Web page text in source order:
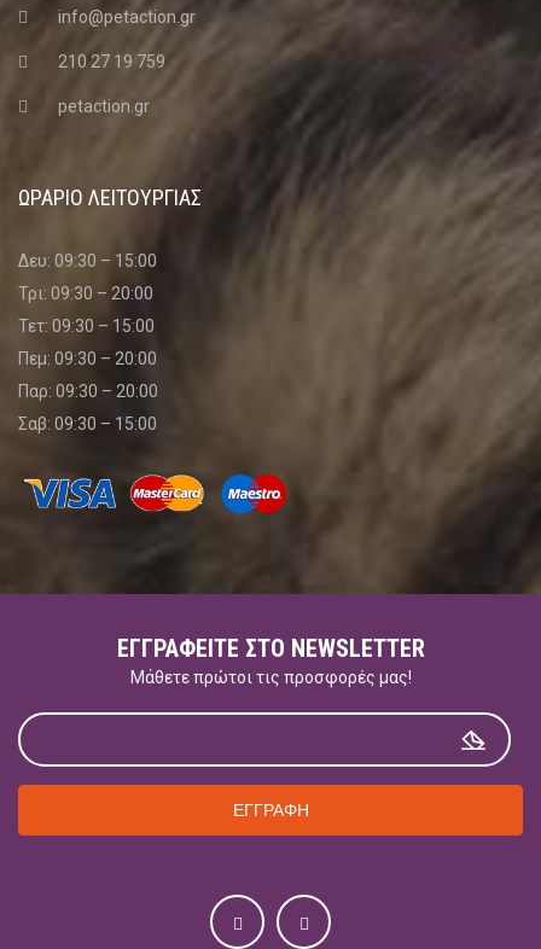
info@petaction.gr
210 27 19 759
petaction.gr
ΩΡΑΡΙΟ ΛΕΙΤΟΥΡΓΙΑΣ
Δευ: 09:30 – 15:00
Τρι: 09:30 – 20:00
Τετ: 09:30 – 15:00
Πεμ: 09:30 – 20:00
Παρ: 09:30 – 20:00
Σαβ: 09:30 – 15:00
ΕΓΓΡΑΦΕΊΤΕ ΣΤΟ NEWSLETTER
Μάθετε πρώτοι τις προσφορές μας!
ΕΓΓΡΑΦΗ